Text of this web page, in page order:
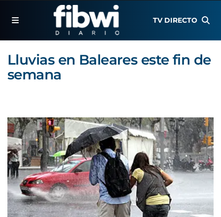
TV DIRECTO
Lluvias en Baleares este fin de
semana